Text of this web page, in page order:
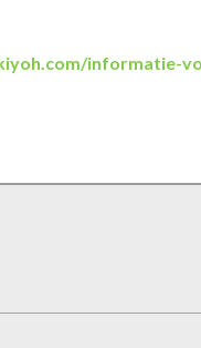
informatie-